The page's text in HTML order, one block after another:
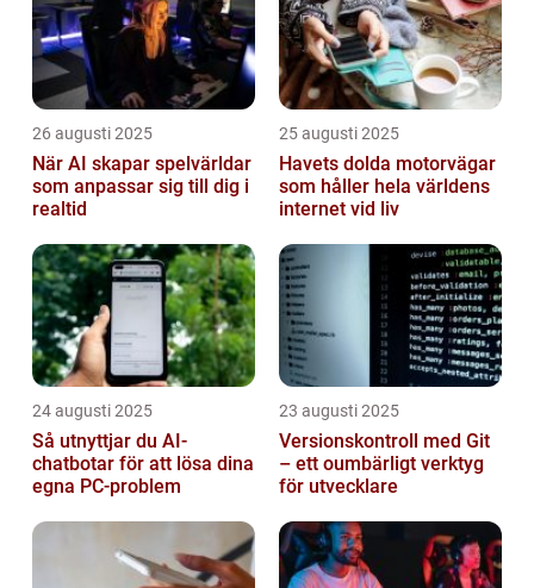
26 augusti 2025
När AI skapar spelvärldar
som anpassar sig till dig i
realtid
25 augusti 2025
Havets dolda motorvägar
som håller hela världens
internet vid liv
24 augusti 2025
Så utnyttjar du AI-
chatbotar för att lösa dina
egna PC-problem
23 augusti 2025
Versionskontroll med Git
– ett oumbärligt verktyg
för utvecklare